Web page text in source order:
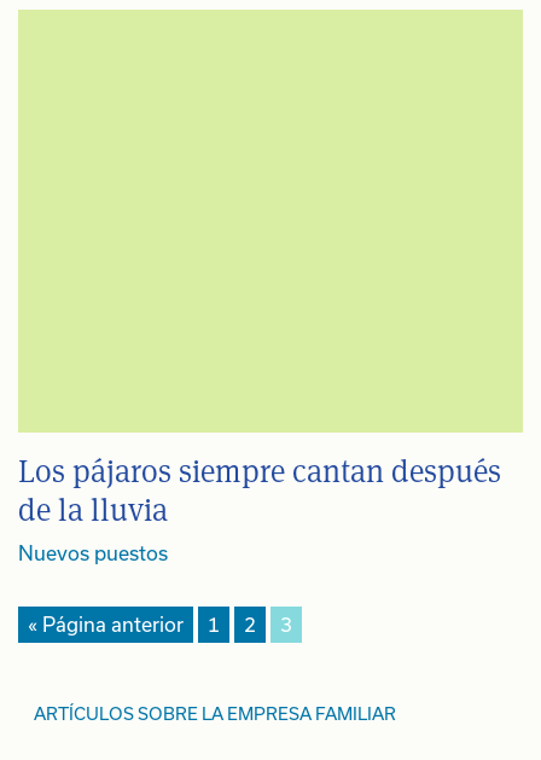
Los pájaros siempre cantan después
de la lluvia
Navegación
de
puestos
Nuevos puestos
« Página anterior 1 2 3
ARTÍCULOS SOBRE LA EMPRESA FAMILIAR